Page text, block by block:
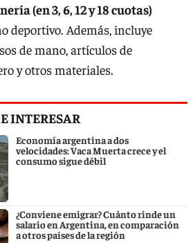
(en 3, 6, 12 y 18 cuotas)
deportivo. Además, incluye
de mano, artículos de
y otros materiales.
INTERESAR
Economía argentina a dos
velocidades: Vaca Muerta crece y el
consumo sigue débil
¿Conviene emigrar? Cuánto rinde un
salario en Argentina, en comparación
a otros países de la región